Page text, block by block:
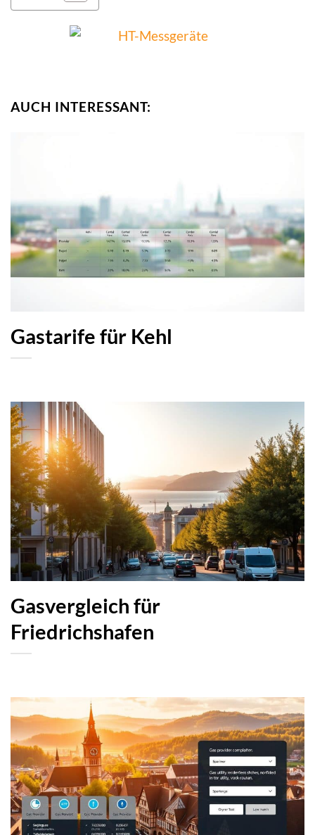
AUCH INTERESSANT:
Gastarife für Kehl
Gasvergleich für
Friedrichshafen